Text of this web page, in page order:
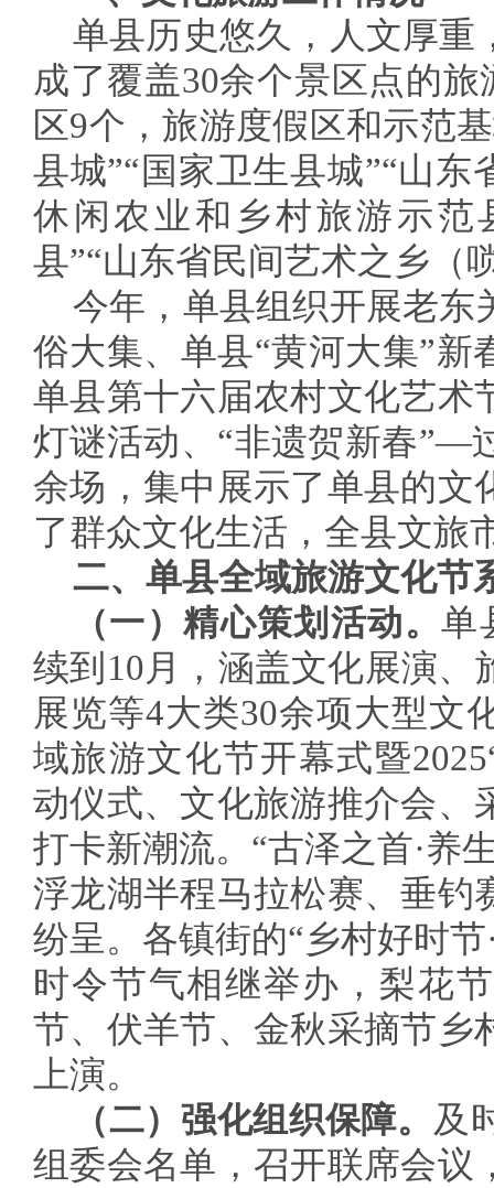
单县历史悠久，人文厚重
成了覆盖30余个景区点的
区9个，旅游度假区和示范
县城”“国家卫生县城”“山东
休闲农业和乡村旅游示范
县”“山东省民间艺术之乡（
今年，单县组织开展老东
俗大集、单县“黄河大集”
单县第十六届农村文化艺术
灯谜活动、“非遗贺新春”—
余场，集中展示了单县的文
了群众文化生活，全县文旅
二、单县全域旅游文化节
（一）精心策划活动。单
续到10月，涵盖文化展演
展览等4大类30余项大型文
域旅游文化节开幕式暨
动仪式、文化旅游推介会、
打卡新潮流。“古泽之首·养
浮龙湖半程马拉松赛、垂钓
纷呈。各镇街的“乡村好时
时令节气相继举办，梨花
节、伏羊节、金秋采摘节乡
上演。
（二）强化组织保障。 及
组委会名单，召开联席会议